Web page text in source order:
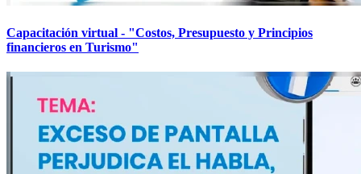
Capacitación virtual - "Costos, Presupuesto y Principios
financieros en Turismo"